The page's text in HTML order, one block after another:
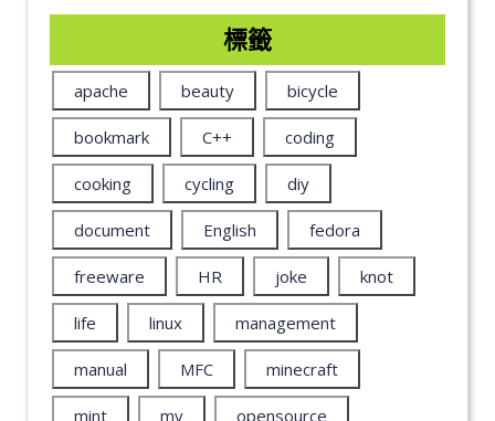
標籤
apache beauty bicycle
bookmark C++ coding
cooking cycling diy
document English fedora
freeware HR joke knot
life linux management
manual MFC minecraft
mint mv opensource